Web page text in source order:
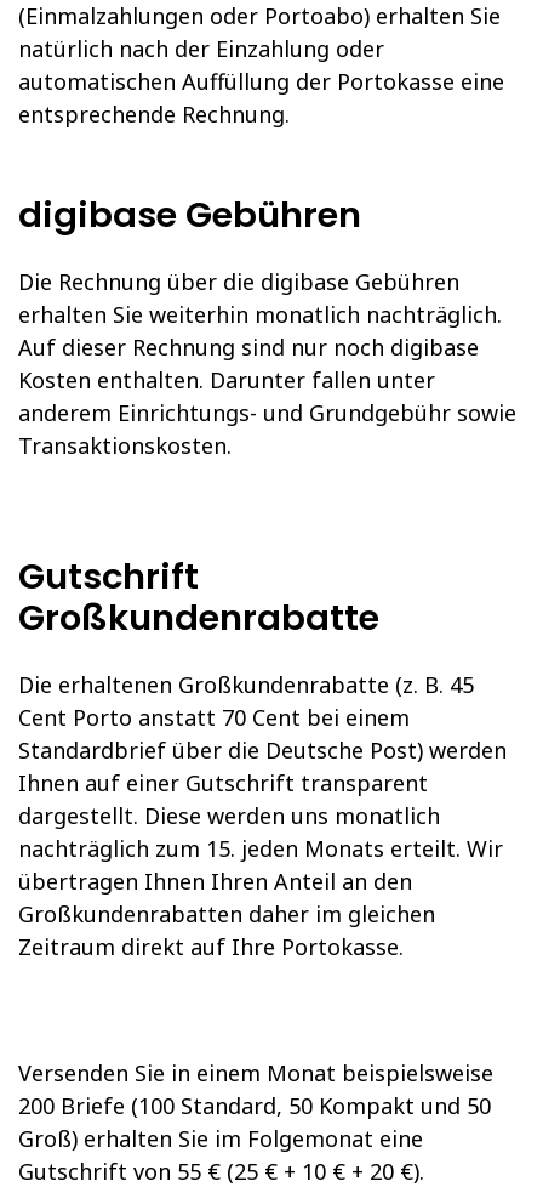
(Einmalzahlungen oder Portoabo) erhalten Sie
natürlich nach der Einzahlung oder
automatischen Auffüllung der Portokasse eine
entsprechende Rechnung.
digibase Gebühren
Die Rechnung über die digibase Gebühren
erhalten Sie weiterhin monatlich nachträglich.
Auf dieser Rechnung sind nur noch digibase
Kosten enthalten. Darunter fallen unter
anderem Einrichtungs- und Grundgebühr sowie
Transaktionskosten.
Gutschrift
Großkundenrabatte
Die erhaltenen Großkundenrabatte (z. B. 45
Cent Porto anstatt 70 Cent bei einem
Standardbrief über die Deutsche Post) werden
Ihnen auf einer Gutschrift transparent
dargestellt. Diese werden uns monatlich
nachträglich zum 15. jeden Monats erteilt. Wir
übertragen Ihnen Ihren Anteil an den
Großkundenrabatten daher im gleichen
Zeitraum direkt auf Ihre Portokasse.
Versenden Sie in einem Monat beispielsweise
200 Briefe (100 Standard, 50 Kompakt und 50
Groß) erhalten Sie im Folgemonat eine
Gutschrift von 55 € (25 € + 10 € + 20 €).